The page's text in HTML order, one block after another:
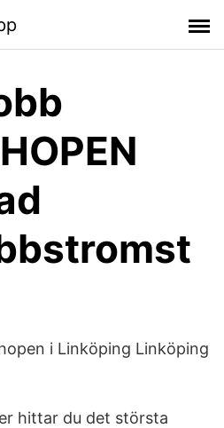
i Linköping Linköping
hittar du det största